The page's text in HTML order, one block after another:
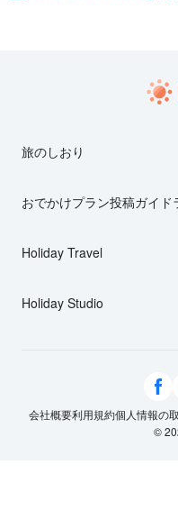
旅のしおり
おでかけプラン投稿ガイド
Holiday Travel
Holiday Studio
会社概要利用規約個人情報の
©